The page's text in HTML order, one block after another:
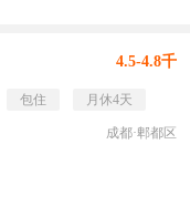
4.5-4.8千
包住 月休4天
成都·郫都区